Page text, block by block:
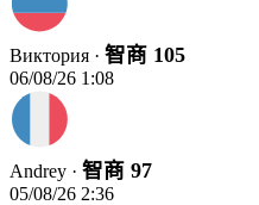
Виктория · 智商 105
06/08/26 1:08
Andrey · 智商 97
05/08/26 2:36